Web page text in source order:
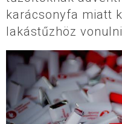
karácsonyfa miatt
lakástűzhöz